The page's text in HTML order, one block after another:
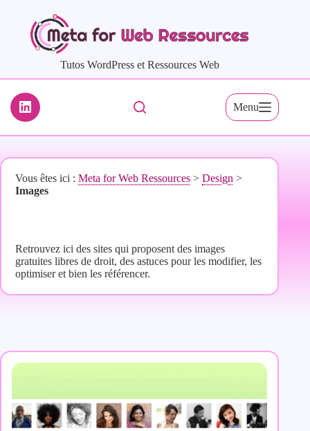
contenu
Tutos WordPress et Ressources Web
Menu
Vous êtes ici : Meta for Web Ressources > Design >
Images
Retrouvez ici des sites qui proposent des images
gratuites libres de droit, des astuces pour les modifier, les
optimiser et bien les référencer.